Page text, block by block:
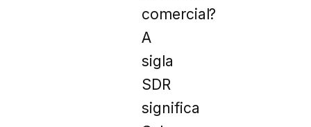
comercial?
A
sigla
SDR
significa